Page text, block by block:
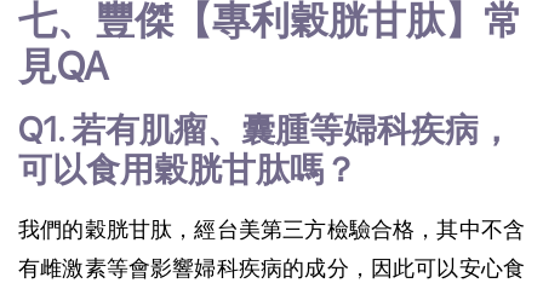
七、豐傑【專利穀胱甘肽】常
見QA
Q1. 若有肌瘤、囊腫等婦科疾病，
可以食用穀胱甘肽嗎？
我們的穀胱甘肽，經台美第三方檢驗合格，其中不含
有雌激素等會影響婦科疾病的成分，因此可以安心食